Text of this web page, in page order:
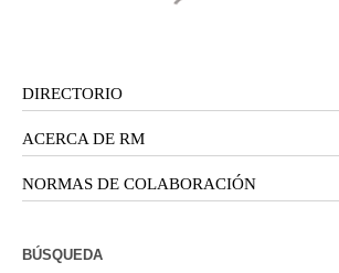
DIRECTORIO
ACERCA DE RM
NORMAS DE COLABORACIÓN
BÚSQUEDA